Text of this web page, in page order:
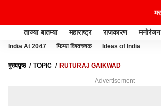
ताज्या बातम्या महाराष्ट्र राजकारण मनोरंजन
India At 2047 फिफा विश्वचषक Ideas of India
मुख्यपृष्ठ TOPIC RUTURAJ GAIKWAD
Advertisement